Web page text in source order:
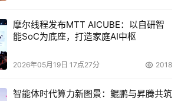
摩尔线程发布MTT AICUBE：以自研智
能SoC为底座，打造家庭AI中枢
2026年05月19日 17点27分 2018
智能体时代算力新图景：鲲鹏与昇腾共筑